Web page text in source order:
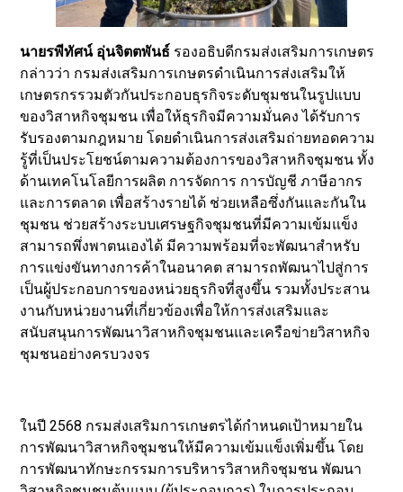
นายรพีทัศน์ อุ่นจิตตพันธ์ รองอธิบดีกรมส่งเสริมการเกษตร
กล่าวว่า กรมส่งเสริมการเกษตรดำเนินการส่งเสริมให้
เกษตรกรรวมตัวกันประกอบธุรกิจระดับชุมชนในรูปแบบ
ของวิสาหกิจชุมชน เพื่อให้ธุรกิจมีความมั่นคง ได้รับการ
รับรองตามกฎหมาย โดยดำเนินการส่งเสริมถ่ายทอดความ
รู้ที่เป็นประโยชน์ตามความต้องการของวิสาหกิจชุมชน ทั้ง
ด้านเทคโนโลยีการผลิต การจัดการ การบัญชี ภาษีอากร
และการตลาด เพื่อสร้างรายได้ ช่วยเหลือซึ่งกันและกันใน
ชุมชน ช่วยสร้างระบบเศรษฐกิจชุมชนที่มีความเข้มแข็ง
สามารถพึ่งพาตนเองได้ มีความพร้อมที่จะพัฒนาสำหรับ
การแข่งขันทางการค้าในอนาคต สามารถพัฒนาไปสู่การ
เป็นผู้ประกอบการของหน่วยธุรกิจที่สูงขึ้น รวมทั้งประสาน
งานกับหน่วยงานที่เกี่ยวข้องเพื่อให้การส่งเสริมและ
สนับสนุนการพัฒนาวิสาหกิจชุมชนและเครือข่ายวิสาหกิจ
ชุมชนอย่างครบวงจร
ในปี 2568 กรมส่งเสริมการเกษตรได้กำหนดเป้าหมายใน
การพัฒนาวิสาหกิจชุมชนให้มีความเข้มแข็งเพิ่มขึ้น โดย
การพัฒนาทักษะกรรมการบริหารวิสาหกิจชุมชน พัฒนา